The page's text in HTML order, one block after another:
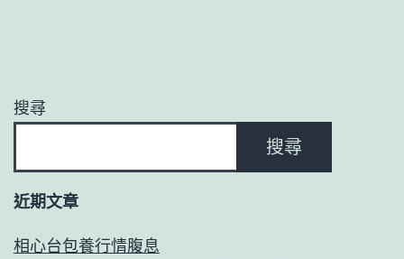
搜尋
搜尋
近期文章
相心台包養行情腹息